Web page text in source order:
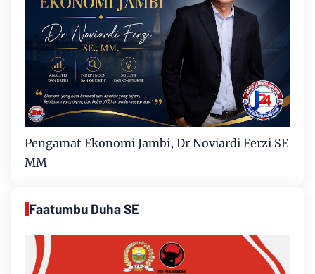
Pengamat Ekonomi Jambi, Dr Noviardi Ferzi SE
MM
Faatumbu Duha SE